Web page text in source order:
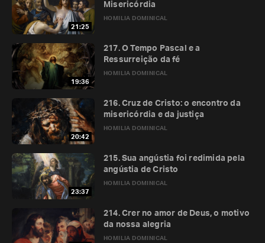
21:25
HOMILIA DOMINICAL
Misericórdia
19:36
HOMILIA DOMINICAL
217. O Tempo Pascal e a
Ressurreição da fé
20:42
HOMILIA DOMINICAL
216. Cruz de Cristo: o encontro da
misericórdia e da justiça
23:37
HOMILIA DOMINICAL
215. Sua angústia foi redimida pela
angústia de Cristo
HOMILIA DOMINICAL
214. Crer no amor de Deus, o motivo
da nossa alegria